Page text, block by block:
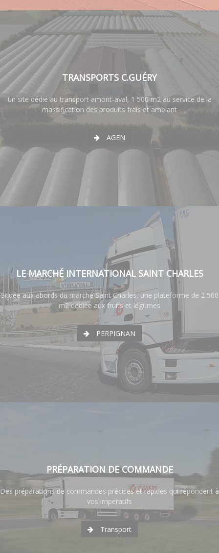
TRANSPORTS C.GUÉRY
un site dédié au transport amont-aval, 1 500 m2 au service de la
massification des produits frais et ambiant
AGEN
LE MARCHÉ INTERNATIONAL SAINT CHARLES
Située aux abords du marché Saint Charles, une plateforme de 2 500
m2 dédiée aux fruits et légumes
PERPIGNAN
PRÉPARATION DE COMMANDE
Des préparations de commandes précises et rapides qui répondent à
vos impératifs
Transport